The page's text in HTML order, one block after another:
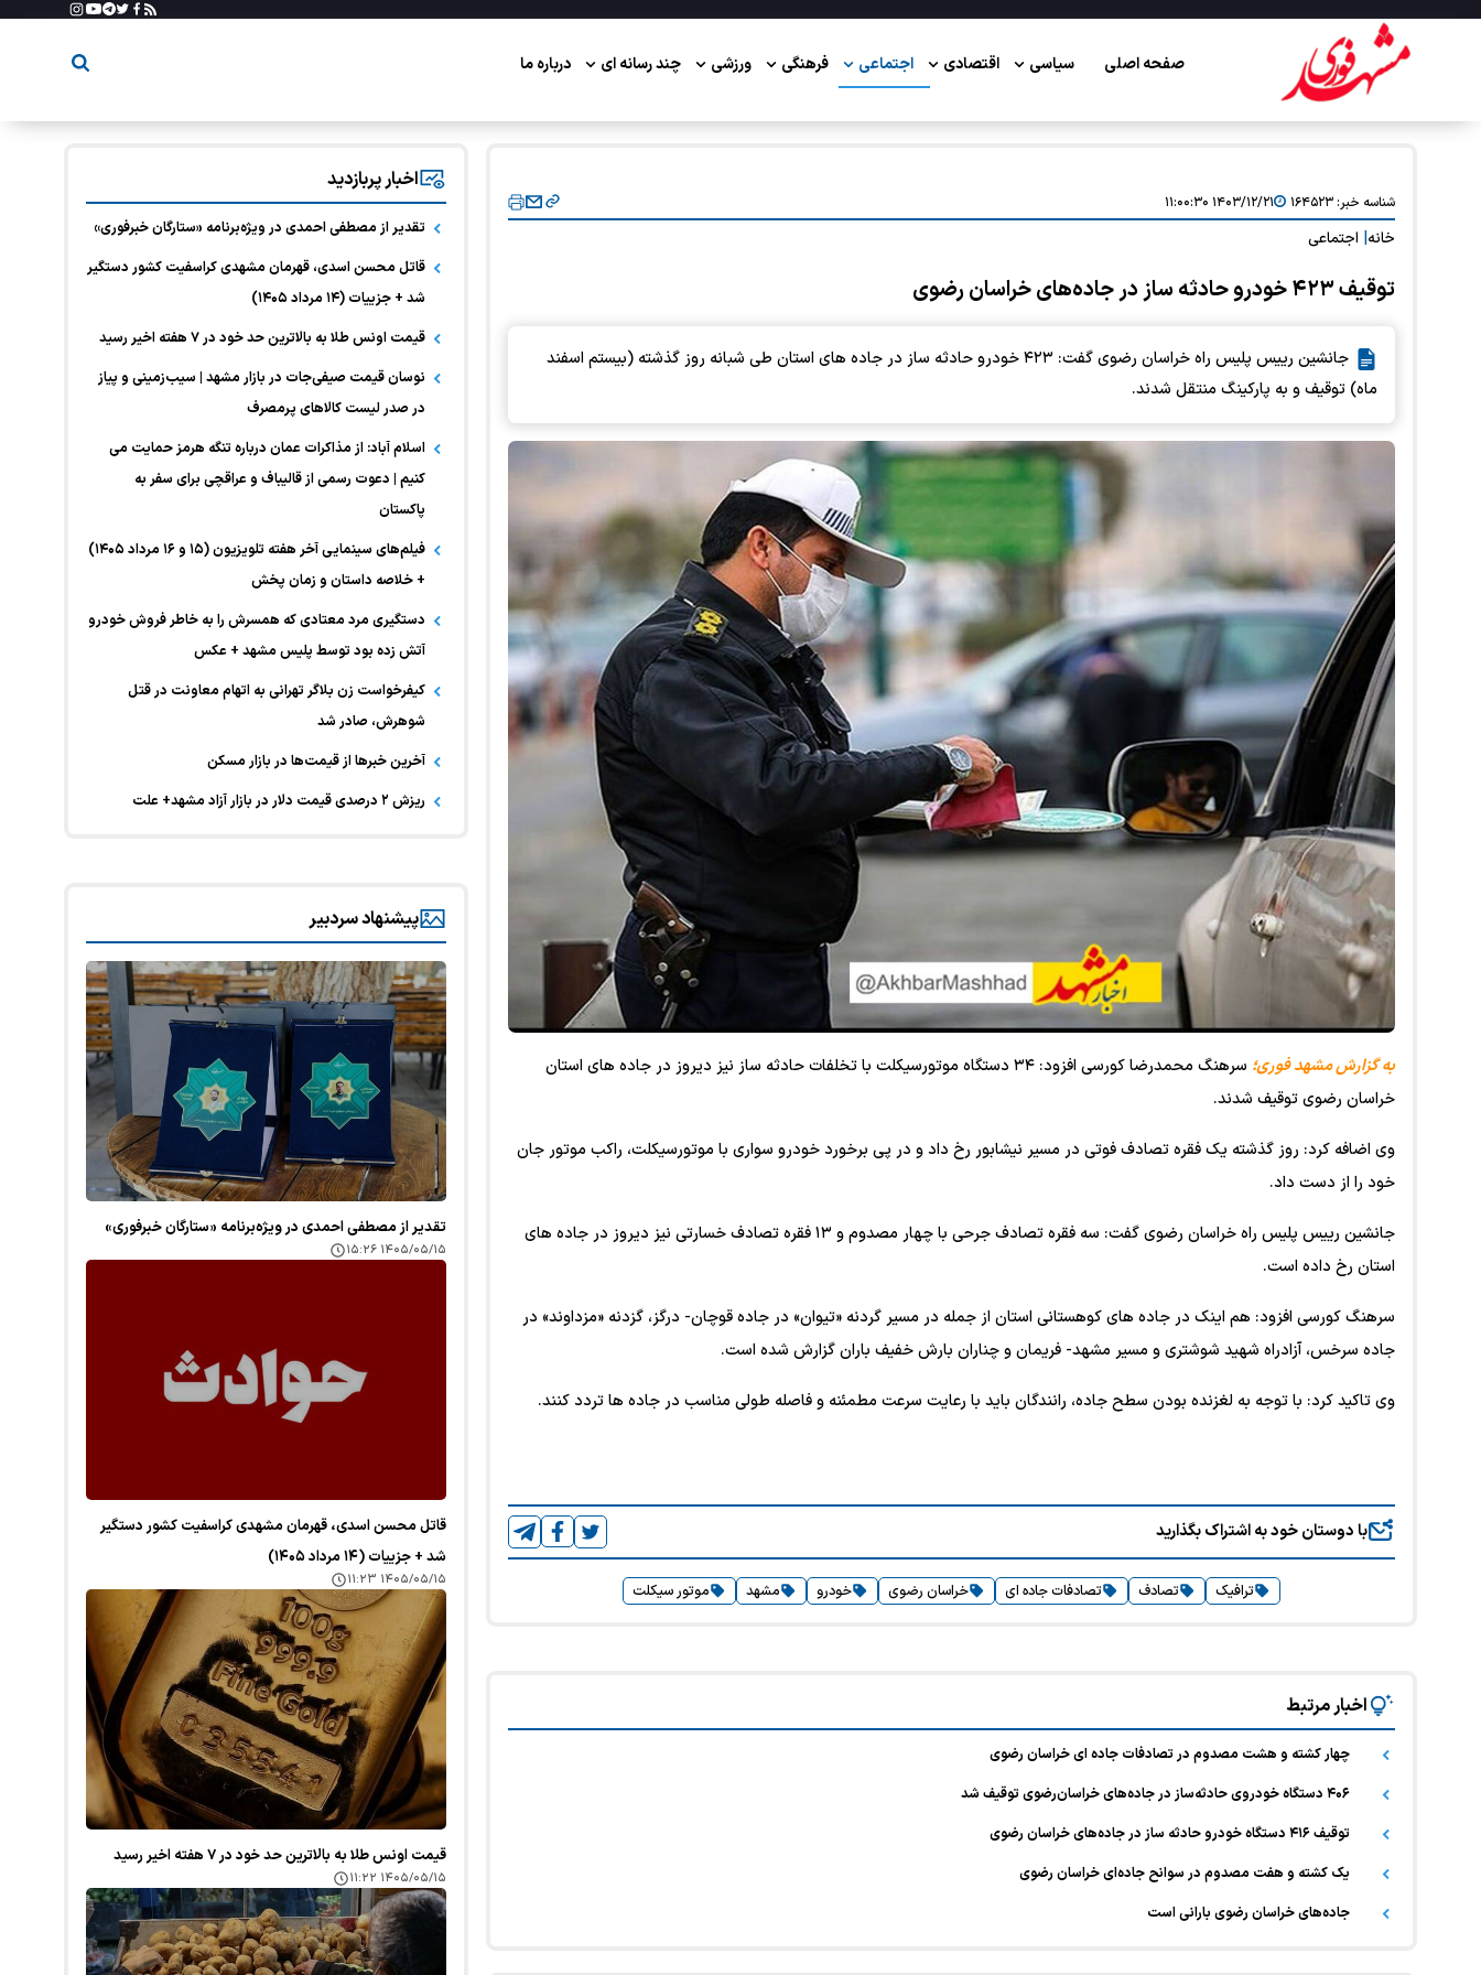
صفحه اصلی سیاسی اقتصادی اجتماعی فرهنگی ورزشی چند رسانه ای درباره ما
شناسه خبر:۱۶۴۵۲۳ ۱۴۰۳/۱۲/۲۱ ۱۱:۰۰:۳۰
خانه اجتماعی
توقیف ۴۲۳ خودرو حادثه ساز در جاده‌های خراسان رضوی
جانشین رییس پلیس راه خراسان رضوی گفت: ۴۲۳ خودرو حادثه ساز در جاده های استان طی شبانه روز گذشته (بیستم اسفند
ماه) توقیف و به پارکینگ منتقل شدند.
به گزارش مشهد فوری؛
سرهنگ محمدرضا کورسی افزود: ۳۴ دستگاه موتورسیکلت با تخلفات حادثه ساز نیز دیروز در جاده های استان
خراسان رضوی توقیف شدند.
وی اضافه کرد: روز گذشته یک فقره تصادف فوتی در مسیر نیشابور رخ داد و در پی برخورد خودرو سواری با موتورسیکلت، راکب موتور جان
خود را از دست داد.
جانشین رییس پلیس راه خراسان رضوی گفت: سه فقره تصادف جرحی با چهار مصدوم و ۱۳ فقره تصادف خسارتی نیز دیروز در جاده های
استان رخ داده است.
سرهنگ کورسی افزود: هم اینک در جاده های کوهستانی استان از جمله در مسیر گردنه «تیوان» در جاده قوچان- درگز، گزدنه «مزداوند» در
جاده سرخس، آزادراه شهید شوشتری و مسیر مشهد- فریمان و چناران بارش خفیف باران گزارش شده است.
وی تاکید کرد: با توجه به لغزنده بودن سطح جاده، رانندگان باید با رعایت سرعت مطمئنه و فاصله طولی مناسب در جاده ها تردد کنند.
با دوستان خود به اشتراک بگذارید
ترافیک تصادف تصادفات جاده ای خراسان رضوی خودرو مشهد موتور سیکلت
اخبار مرتبط
چهار کشته و هشت مصدوم در تصادفات جاده ای خراسان رضوی
۴۰۶ دستگاه خودروی حادثه‌ساز در جاده‌های خراسان‌رضوی توقیف شد
توقیف ۴۱۶ دستگاه خودرو حادثه ساز در جاده‌های خراسان رضوی
یک کشته و هفت مصدوم در سوانح جاده‌ای خراسان رضوی
جاده‌های خراسان رضوی بارانی است
اخبار پربازدید
تقدیر از مصطفی احمدی در ویژه‌برنامه «ستارگان خبرفوری»
قاتل محسن اسدی، قهرمان مشهدی کراسفیت کشور دستگیر
شد + جزییات (۱۴ مرداد ۱۴۰۵)
قیمت اونس طلا به بالاترین حد خود در ۷ هفته اخیر رسید
نوسان قیمت صیفی‌جات در بازار مشهد | سیب‌زمینی و پیاز
در صدر لیست کالا‌های پرمصرف
اسلام آباد: از مذاکرات عمان درباره تنگه هرمز حمایت می
کنیم | دعوت رسمی از قالیباف و عراقچی برای سفر به
پاکستان
فیلم‌های سینمایی آخر هفته تلویزیون (۱۵ و ۱۶ مرداد ۱۴۰۵)
+ خلاصه داستان و زمان پخش
دستگیری مرد معتادی که همسرش را به خاطر فروش خودرو
آتش زده بود توسط پلیس مشهد + عکس
کیفرخواست زن بلاگر تهرانی به اتهام معاونت در قتل
شوهرش، صادر شد
آخرین خبر‌ها از قیمت‌ها در بازار مسکن
ریزش ۲ درصدی قیمت دلار در بازار آزاد مشهد+ علت
پیشنهاد سردبیر
تقدیر از مصطفی احمدی در ویژه‌برنامه «ستارگان خبرفوری»
۱۴۰۵/۰۵/۱۵ ۱۵:۲۶
قاتل محسن اسدی، قهرمان مشهدی کراسفیت کشور دستگیر
شد + جزییات (۱۴ مرداد ۱۴۰۵)
۱۴۰۵/۰۵/۱۵ ۱۱:۲۳
قیمت اونس طلا به بالاترین حد خود در ۷ هفته اخیر رسید
۱۴۰۵/۰۵/۱۵ ۱۱:۲۲